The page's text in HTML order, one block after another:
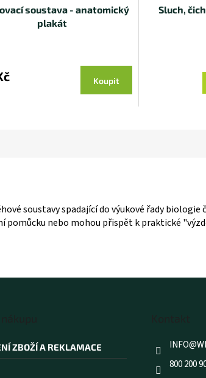
soustava - anatomický
plakát
Koupit
Sluch,
soustavy spadající do výukové řady
nebo mohou přispět k praktické
ZBOŽÍ A REKLAMACE INFO@
800 200